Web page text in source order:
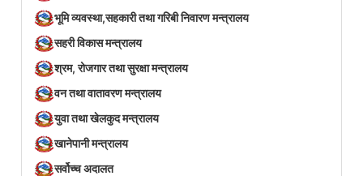
भूमि व्यवस्था,सहकारी तथा गरिबी निवारण मन्त्रालय
सहरी विकास मन्त्रालय
श्रम, रोजगार तथा सुरक्षा मन्त्रालय
वन तथा वातावरण मन्त्रालय
युवा तथा खेलकुद मन्त्रालय
खानेपानी मन्त्रालय
सर्वोच्च अदालत